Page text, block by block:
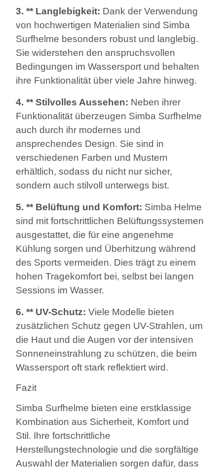
3. ** Langlebigkeit: Dank der Verwendung
von hochwertigen Materialien sind Simba
Surfhelme besonders robust und langlebig.
Sie widerstehen den anspruchsvollen
Bedingungen im Wassersport und behalten
ihre Funktionalität über viele Jahre hinweg.
4. ** Stilvolles Aussehen: Neben ihrer
Funktionalität überzeugen Simba Surfhelme
auch durch ihr modernes und
ansprechendes Design. Sie sind in
verschiedenen Farben und Mustern
erhältlich, sodass du nicht nur sicher,
sondern auch stilvoll unterwegs bist.
5. ** Belüftung und Komfort: Simba Helme
sind mit fortschrittlichen Belüftungssystemen
ausgestattet, die für eine angenehme
Kühlung sorgen und Überhitzung während
des Sports vermeiden. Dies trägt zu einem
hohen Tragekomfort bei, selbst bei langen
Sessions im Wasser.
6. ** UV-Schutz: Viele Modelle bieten
zusätzlichen Schutz gegen UV-Strahlen, um
die Haut und die Augen vor der intensiven
Sonneneinstrahlung zu schützen, die beim
Wassersport oft stark reflektiert wird.
Fazit
Simba Surfhelme bieten eine erstklassige
Kombination aus Sicherheit, Komfort und
Stil. Ihre fortschrittliche
Herstellungstechnologie und die sorgfältige
Auswahl der Materialien sorgen dafür, dass